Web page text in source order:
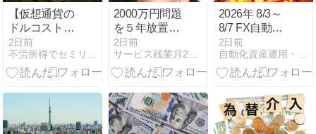
【仮想通貨の
ドルコスト積
立】運用452
週目で
+13,496,026円
8月3日週）
2日前
不労所得でセミリタイアを目指す30代のブログ
2000万円問題
を５年放置し
た末路、笑え
ました
2日前
サービス残業月200時間越え！超絶ブラックからのリアル脱出！
2026年 8/3～
8/7 FX自動売
買 週間運用結
果
2日前
自動化資産運用・副業・副収入GET！自動ツールで運用サイト